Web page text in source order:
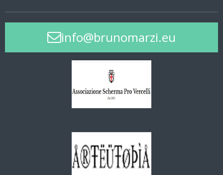
info@brunomarzi.eu